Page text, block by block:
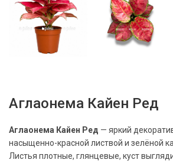
Аглаонема Кайен Ред
Аглаонема Кайен Ред — яркий
насыщенно-красной листвой и зелёной
Листья плотные, глянцевые, куст